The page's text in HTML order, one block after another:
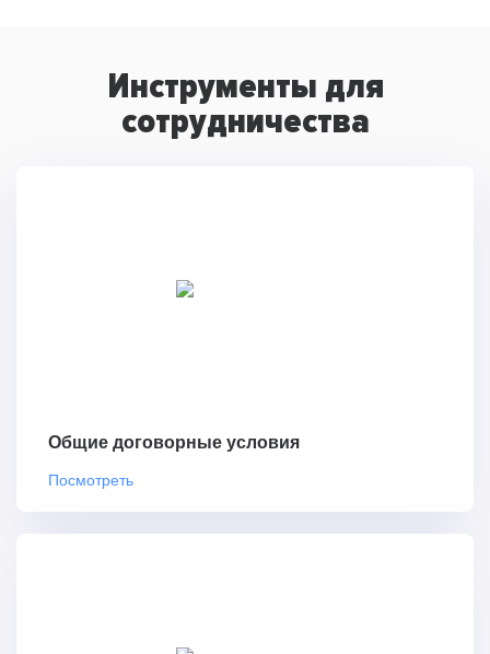
Инструменты для
сотрудничества
Общие договорные условия
Посмотреть